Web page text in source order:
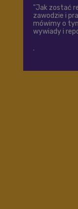
"Jak zostać
zawodzie i
mówimy o
wywiady i
.